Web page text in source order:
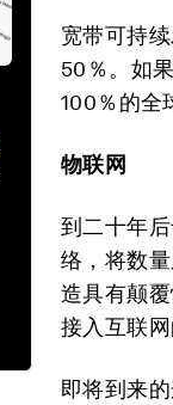
宽带可持
50％。如
100％的全
物联网
到二十年
络，将数
造具有颠
接入互联网
即将到来